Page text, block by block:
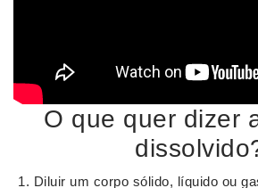
O que quer dizer
1. Diluir um corpo sólido, líquido ou